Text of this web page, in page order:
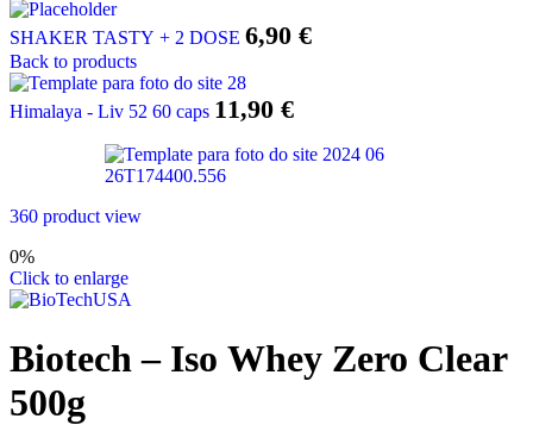
SHAKER TASTY + 2 DOSE 6,90 €
Back to products
Himalaya - Liv 52 60 caps 11,90 €
360 product view
0%
Click to enlarge
Biotech – Iso Whey Zero Clear
500g